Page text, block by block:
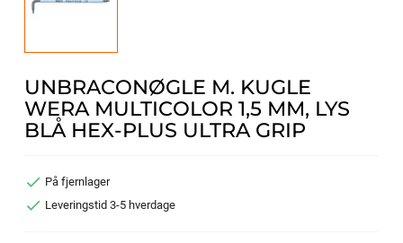
UNBRACONØGLE M. KUGLE
WERA MULTICOLOR 1,5 MM, LYS
BLÅ HEX-PLUS ULTRA GRIP
 På fjernlager
 Leveringstid 3-5 hverdage